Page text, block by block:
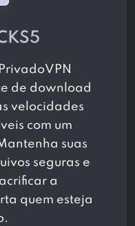
de download
velocidades
com um
suas
seguras e
a
quem esteja